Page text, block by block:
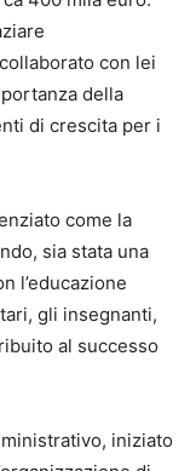
con lei
della
di crescita per i
come la
sia stata una
l’educazione
gli insegnanti,
al successo
iniziato